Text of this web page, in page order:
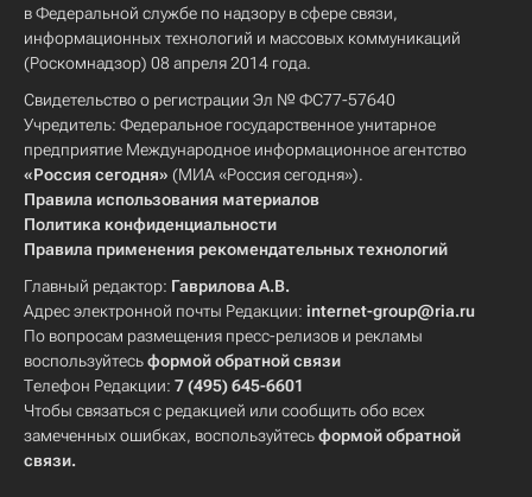
в Федеральной службе по надзору в сфере связи,
информационных технологий и массовых коммуникаций
(Роскомнадзор) 08 апреля 2014 года.
Свидетельство о регистрации Эл № ФС77-57640
Учредитель: Федеральное государственное унитарное
предприятие Международное информационное агентство
«Россия сегодня» (МИА «Россия сегодня»).
Правила использования материалов
Политика конфиденциальности
Правила применения рекомендательных технологий
Главный редактор: Гаврилова А.В.
Адрес электронной почты Редакции: internet-group@ria.ru
По вопросам размещения пресс-релизов и рекламы
воспользуйтесьформой обратной связи
Телефон Редакции: 7 (495) 645-6601
Чтобы связаться с редакцией или сообщить обо всех
замеченных ошибках, воспользуйтесьформой обратной
связи.